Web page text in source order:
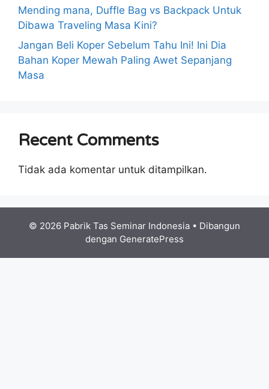
Mending mana, Duffle Bag vs Backpack Untuk
Dibawa Traveling Masa Kini?
Jangan Beli Koper Sebelum Tahu Ini! Ini Dia
Bahan Koper Mewah Paling Awet Sepanjang
Masa
Recent Comments
Tidak ada komentar untuk ditampilkan.
© 2026 Pabrik Tas Seminar Indonesia • Dibangun
dengan GeneratePress